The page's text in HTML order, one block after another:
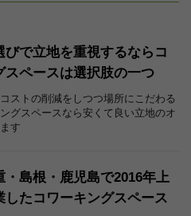
びで立地を重視するならコ
スペースは選択肢の一つ
ストの削減をしつつ場所にこだわる
グスペースなら安くて良い立地のオ
す
・島根・鹿児島で2016年上
したコワーキングスペース